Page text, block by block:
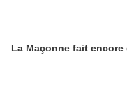
La Maçonne fait encore